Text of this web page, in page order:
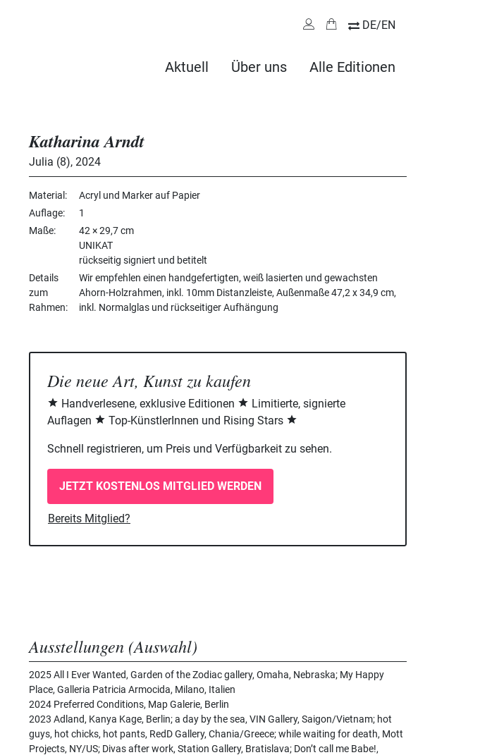
DE/EN
Aktuell Über uns Alle Editionen
Katharina Arndt
Julia (8), 2024
Material
Acryl und Marker auf Papier
Auflage
1
Maße
42 × 29,7 cm
UNIKAT
rückseitig signiert und betitelt
Details
zum
Rahmen
Wir empfehlen einen handgefertigten, weiß lasierten und gewachsten
Ahorn-Holzrahmen, inkl. 10mm Distanzleiste, Außenmaße 47,2 x 34,9 cm,
inkl. Normalglas und rückseitiger Aufhängung
Die neue Art, Kunst zu kaufen
Handverlesene, exklusive Editionen
Limitierte, signierte
Auflagen
Top-KünstlerInnen und Rising Stars
Schnell registrieren, um Preis und Verfügbarkeit zu sehen.
JETZT KOSTENLOS MITGLIED WERDEN
Bereits Mitglied?
Ausstellungen (Auswahl)
2025 All I Ever Wanted, Garden of the Zodiac gallery, Omaha, Nebraska; My Happy
Place, Galleria Patricia Armocida, Milano, Italien
2024 Preferred Conditions, Map Galerie, Berlin
2023 Adland, Kanya Kage, Berlin; a day by the sea, VIN Gallery, Saigon/Vietnam; hot
guys, hot chicks, hot pants, RedD Gallery, Chania/Greece; while waiting for death, Mott
Projects, NY/US; Divas after work, Station Gallery, Bratislava; Don’t call me Babe!,